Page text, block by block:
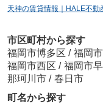
天神の賃貸情報｜HALE不動
市区町村から探す
福岡市博多区 / 福岡
福岡市西区 / 福岡市
那珂川市 / 春日市
町名から探す